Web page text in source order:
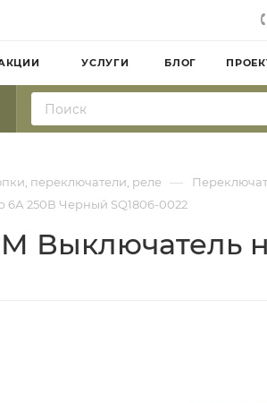
УСЛУГИ БЛОГ
переключатели, реле —
6А 250В Черный SQ1806-0022